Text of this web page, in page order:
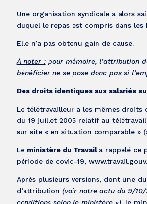
Une organisation syndicale a alors
duquel le repas est compris dans
Elle n’a pas obtenu gain de cause.
À noter :pour mémoire, l’attribution
bénéficier ne se pose donc pas si
Des droits identiques aux salariés
Le télétravailleur a les mêmes droits
du 19 juillet 2005 relatif au
sur site « en situation comparable »
Le ministère du Travail a rappelé ce
période de covid-19,
Après plusieurs versions, dont une
d’attribution (voir notre actu du 9/
conditions selon le ministère »), le